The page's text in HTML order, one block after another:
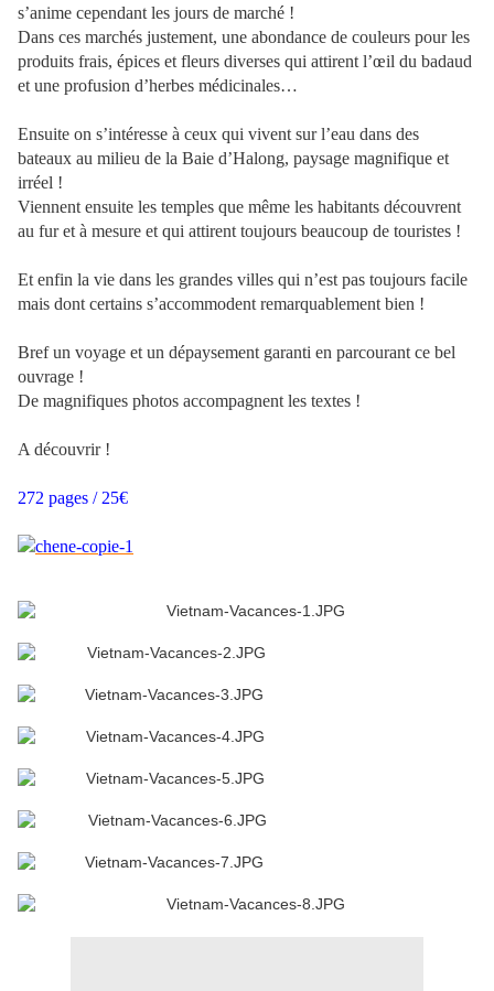
s’anime cependant les jours de marché !
Dans ces marchés justement, une abondance de couleurs pour les
produits frais, épices et fleurs diverses qui attirent l’œil du badaud
et une profusion d’herbes médicinales…
Ensuite on s’intéresse à ceux qui vivent sur l’eau dans des
bateaux au milieu de la Baie d’Halong, paysage magnifique et
irréel !
Viennent ensuite les temples que même les habitants découvrent
au fur et à mesure et qui attirent toujours beaucoup de touristes !
Et enfin la vie dans les grandes villes qui n’est pas toujours facile
mais dont certains s’accommodent remarquablement bien !
Bref un voyage et un dépaysement garanti en parcourant ce bel
ouvrage !
De magnifiques photos accompagnent les textes !
A découvrir !
272 pages / 25€